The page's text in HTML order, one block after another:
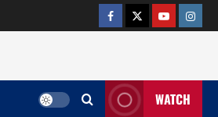
facebooktwitter
WATCH